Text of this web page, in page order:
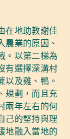
在地助教謝佳
農業的原因、
。以第二梯為
有選擇深溝村
以及雞、鴨。
規劃，而且充
兩年左右的何
己的堅持與理
地融入當地的